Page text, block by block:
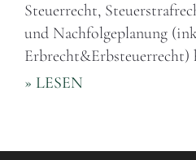
Steuerrecht,
und Nachfolgeplanung
Erbrecht&Erbsteuerrecht)
» LESEN